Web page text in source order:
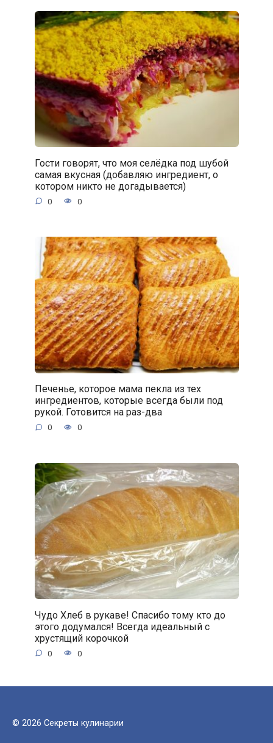
Гости говорят, что моя селёдка под шубой
самая вкусная (добавляю ингредиент, о
котором никто не догадывается)
0 0
Печенье, которое мама пекла из тех
ингредиентов, которые всегда были под
рукой. Готовится на раз-два
0 0
Чудо Хлеб в рукаве! Спасибо тому кто до
этого додумался! Всегда идеальный с
хрустящий корочкой
0 0
© 2026 Секреты кулинарии